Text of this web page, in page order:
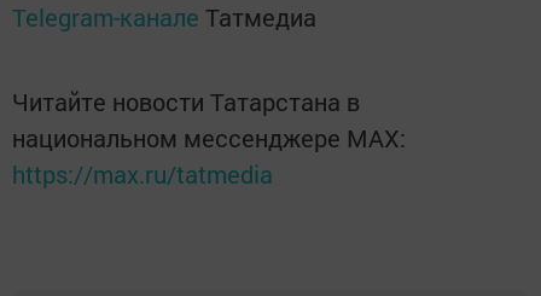
Telegram-канале Татмедиа
Читайте новости Татарстана в
национальном мессенджере MАХ:
https://max.ru/tatmedia